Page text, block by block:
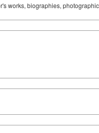
works, biographies,